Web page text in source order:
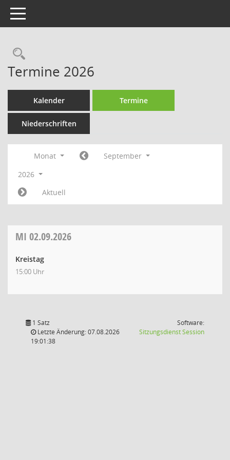
Toggle navigation
Rechercheauswahl
Termine 2026
Kalender Termine
Niederschriften
Monat
September
2026
Aktuell
MI 02.09.2026
Kreistag
15:00 Uhr
1 Satz
Letzte Änderung: 07.08.2026
19:01:38
Software:
SitzungsdienstSession(Wird in